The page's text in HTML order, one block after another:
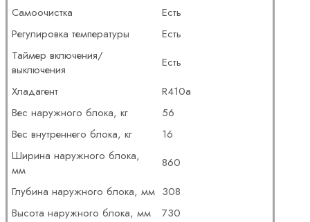
Самоочистка
Есть
Регулировка температуры
Есть
Таймер включения/
выключения
Есть
Хладагент
R410a
Вес наружного блока, кг
56
Вес внутреннего блока, кг
16
Ширина наружного блока,
мм
860
Глубина наружного блока, мм 308
Высота наружного блока, мм
730